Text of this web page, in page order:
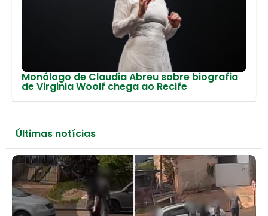
Monólogo de Claudia Abreu sobre biografia
de Virginia Woolf chega ao Recife
Últimas notícias